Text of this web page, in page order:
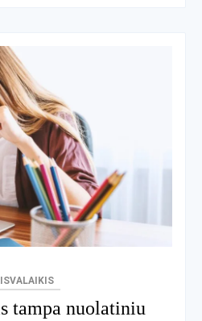
tampa nuolatiniu